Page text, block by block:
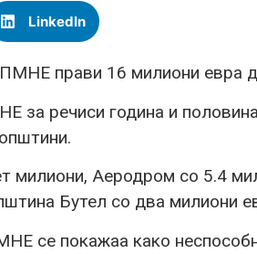
LinkedIn
прави 16 милиони евра
речиси година и
милиони, Аеродром со 5.4
Бутел со два милиони
се покажаа како